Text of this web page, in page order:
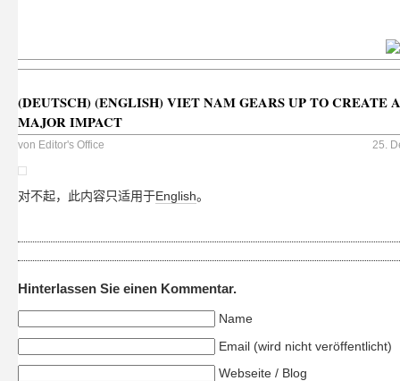
(DEUTSCH) (ENGLISH) VIET NAM GEARS UP TO CREATE A
MAJOR IMPACT
25.
von Editor's Office
对不起，此内容只适用于English。
Hinterlassen Sie einen Kommentar.
Name
Email (wird nicht veröffentlicht)
Webseite / Blog